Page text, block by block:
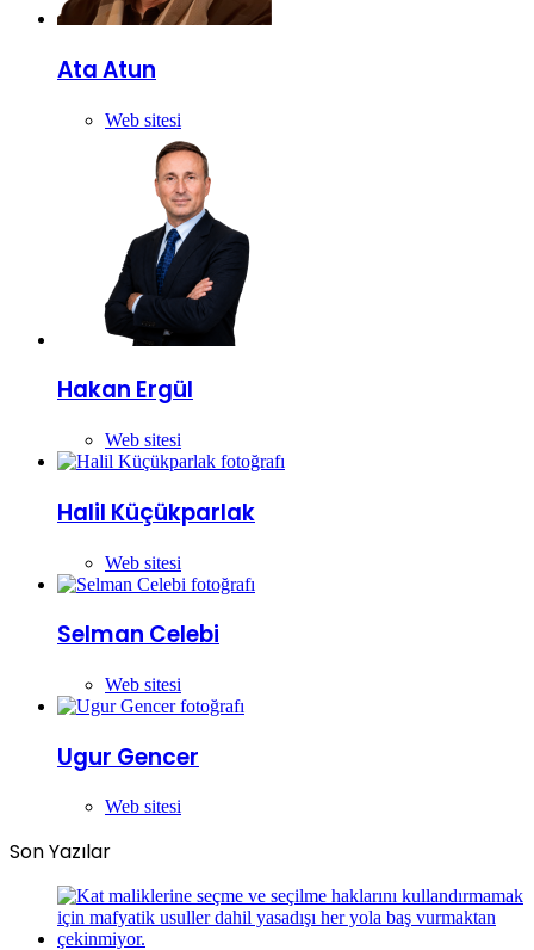
Ata Atun
Web sitesi
Hakan Ergül
Web sitesi
Halil Küçükparlak
Web sitesi
Selman Celebi
Web sitesi
Ugur Gencer
Web sitesi
Son Yazılar